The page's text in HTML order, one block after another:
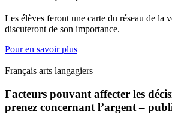
Les élèves feront une carte du réseau de la
discuteront de son importance.
Pour en savoir plus
Français arts langagiers
Facteurs pouvant affecter les
prenez concernant l’argent –